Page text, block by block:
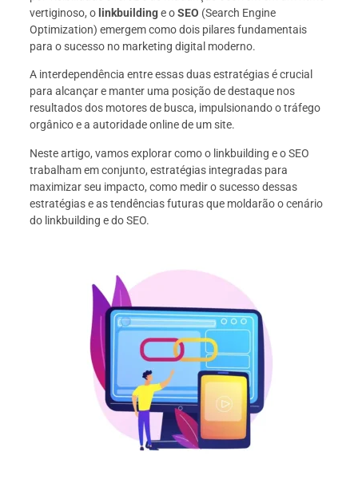
vertiginoso, olinkbuildinge oSEO (Search Engine
Optimization) emergem como dois pilares fundamentais
para o sucesso no marketing digital moderno.
A interdependência entre essas duas estratégias é crucial
para alcançar e manter uma posição de destaque nos
resultados dos motores de busca, impulsionando o tráfego
orgânico e a autoridade online de um site.
Neste artigo, vamos explorar como o linkbuilding e o SEO
trabalham em conjunto, estratégias integradas para
maximizar seu impacto, como medir o sucesso dessas
estratégias e as tendências futuras que moldarão o cenário
do linkbuilding e do SEO.